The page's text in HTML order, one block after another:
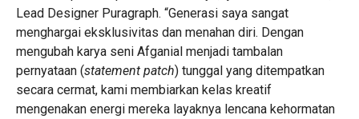
Lead Designer Puragraph. “Generasi saya sangat
menghargai eksklusivitas dan menahan diri. Dengan
mengubah karya seni Afganial menjadi tambalan
pernyataan (statement patch) tunggal yang ditempatkan
secara cermat, kami membiarkan kelas kreatif
mengenakan energi mereka layaknya lencana kehormatan